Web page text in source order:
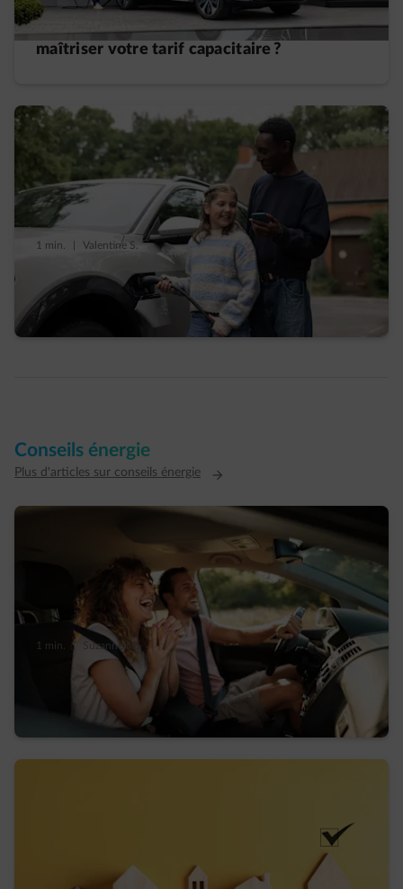
domicile : comment éviter les pics et
maîtriser votre tarif capacitaire ?
1 min. Valentine S.
Tout savoir sur votre borne de recharge à
domicile
Conseils énergie
Plus d'articles sur conseils énergie
1 min. | Suzanne M.
Kilomètre 23 sur l’autoroute : «Chérie, tu es
sûre d’avoir éteint la taque de cuisson ?»